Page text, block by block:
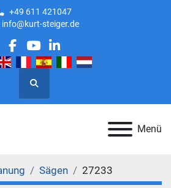
+49 611 421047
info@kurt-steiger.de
facebook
youtube
linkedin
Suche
Menü
Sägen 27233